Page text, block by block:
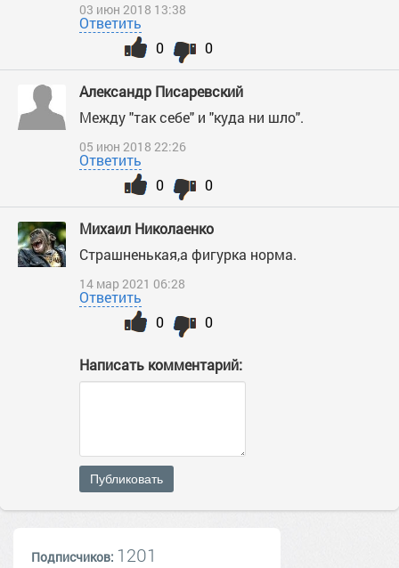
03 июн 2018 13:38
Ответить
0
0
Александр Писаревский
Между "так себе" и "куда ни шло".
05 июн 2018 22:26
Ответить
0
0
Михаил Николаенко
Страшненькая,а фигурка норма.
14 мар 2021 06:28
Ответить
0
0
Написать комментарий:
Публиковать
Подписчиков: 1201